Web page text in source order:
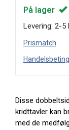
På lager
Levering: 2-
Prismatch
Disse
kridttavler kan
med de